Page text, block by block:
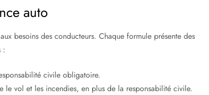
auto
besoins des conducteurs. Chaque formule présente des
:
civile obligatoire.
le vol et les incendies, en plus de la responsabilité civile.